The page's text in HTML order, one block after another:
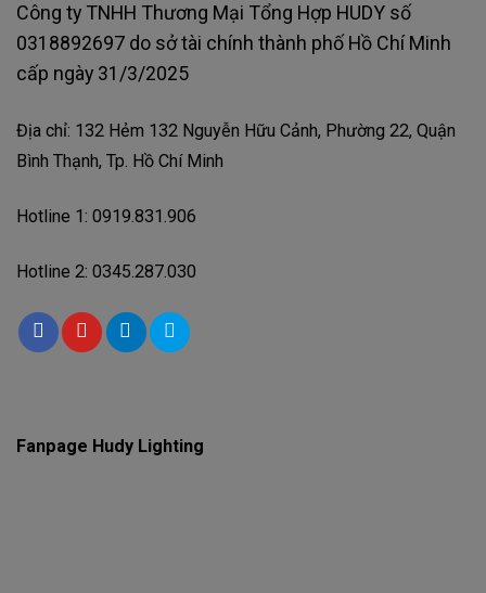
Công ty TNHH Thương Mại Tổng Hợp HUDY số
0318892697 do sở tài chính thành phố Hồ Chí Minh
cấp ngày 31/3/2025
Địa chỉ: 132 Hẻm 132 Nguyễn Hữu Cảnh, Phường 22, Quận
Bình Thạnh, Tp. Hồ Chí Minh
Hotline 1: 0919.831.906
Hotline 2: 0345.287.030
Fanpage Hudy Lighting